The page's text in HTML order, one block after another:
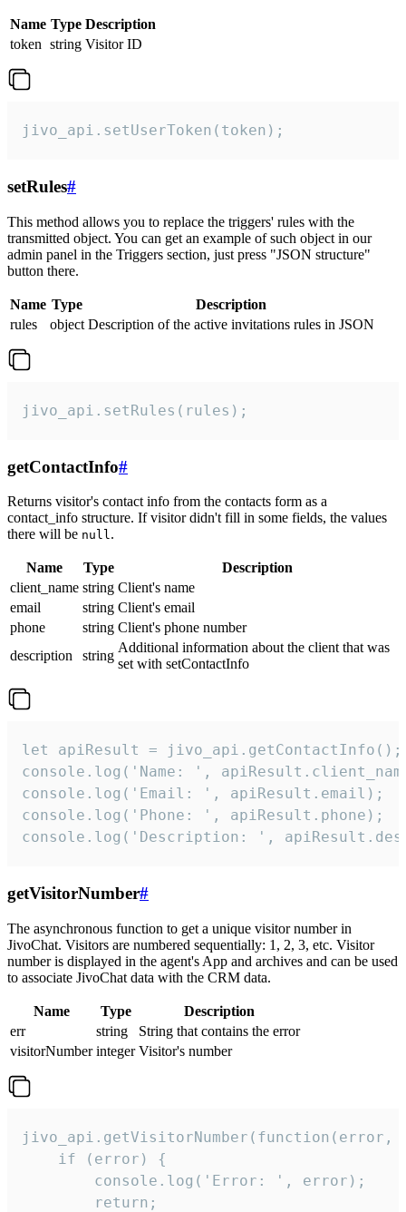
Name Type Description
token string Visitor ID
jivo_api.setUserToken(token);
setRules#
This method allows you to replace the triggers' rules with the
transmitted object. You can get an example of such object in our
admin panel in the Triggers section, just press "JSON structure"
button there.
Name Type
Description
rules
object Description of the active invitations rules in JSON
jivo_api.setRules(rules);
getContactInfo#
Returns visitor's contact info from the contacts form as a
contact_info structure. If visitor didn't fill in some fields, the values
there will be null.
Name Type
Description
client_name string Client's name
email
string Client's email
phone
string Client's phone number
description
string
Additional information about the client that was
set with setContactInfo
let apiResult = jivo_api.getContactInfo();
console.log('Name: ',
console.log('Email: ', apiResult.email);
console.log('Phone: ', apiResult.phone);
console.log('Description: ',
getVisitorNumber#
The asynchronous function to get a unique visitor number in
JivoChat. Visitors are numbered sequentially: 1, 2, 3, etc. Visitor
number is displayed in the agent's App and archives and can be used
to associate JivoChat data with the CRM data.
Name Type
Description
err
string
String that contains the error
visitorNumber integer Visitor's number
jivo_api.getVisitorNumber(function(error,
    if (error) {
        console.log('Error: ', error);
        return;